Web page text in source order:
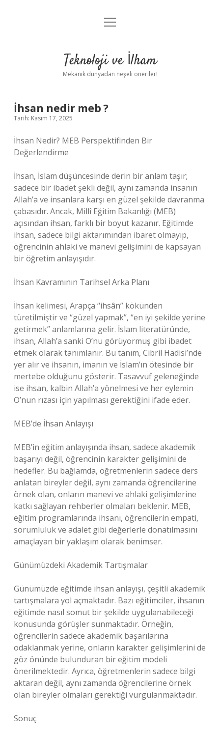
Anasayfa
Yasal Uyarı
menüyü
Teknoloji ve İlham
Mekanik dünyadan neşeli öneriler!
İhsan nedir meb ?
Tarih: Kasım 17, 2025
İhsan Nedir? MEB Perspektifinden Bir
Değerlendirme
İhsan, İslam düşüncesinde derin bir anlam taşır;
sadece bir ibadet şekli değil, aynı zamanda insanın
Allah’a ve insanlara karşı en güzel şekilde davranma
çabasıdır. Ancak, Millî Eğitim Bakanlığı (MEB)
açısından ihsan, farklı bir boyut kazanır. Eğitimde
ihsan, sadece bilgi aktarımından ibaret olmayıp,
öğrencinin ahlaki ve manevi gelişimini de kapsayan
bir öğretim anlayışıdır.
İhsan Kavramının Tarihsel Arka Planı
İhsan kelimesi, Arapça “ihsân” kökünden
türetilmiştir ve “güzel yapmak”, “en iyi şekilde yerine
getirmek” anlamlarına gelir. İslam literatüründe,
ihsan, Allah’a sanki O’nu görüyormuş gibi ibadet
etmek olarak tanımlanır. Bu tanım, Cibril Hadisi’nde
yer alır ve ihsanın, imanın ve İslam’ın ötesinde bir
mertebe olduğunu gösterir. Tasavvuf geleneğinde
ise ihsan, kalbin Allah’a yönelmesi ve her eylemin
O’nun rızası için yapılması gerektiğini ifade eder.
MEB’de İhsan Anlayışı
MEB’in eğitim anlayışında ihsan, sadece akademik
başarıyı değil, öğrencinin karakter gelişimini de
hedefler. Bu bağlamda, öğretmenlerin sadece ders
anlatan bireyler değil, aynı zamanda öğrencilerine
örnek olan, onların manevi ve ahlaki gelişimlerine
katkı sağlayan rehberler olmaları beklenir. MEB,
eğitim programlarında ihsanı, öğrencilerin empati,
sorumluluk ve adalet gibi değerlerle donatılmasını
amaçlayan bir yaklaşım olarak benimser.
Günümüzdeki Akademik Tartışmalar
Günümüzde eğitimde ihsan anlayışı, çeşitli akademik
tartışmalara yol açmaktadır. Bazı eğitimciler, ihsanın
eğitimde nasıl somut bir şekilde uygulanabileceği
konusunda görüşler sunmaktadır. Örneğin,
öğrencilerin sadece akademik başarılarına
odaklanmak yerine, onların karakter gelişimlerini de
göz önünde bulunduran bir eğitim modeli
önerilmektedir. Ayrıca, öğretmenlerin sadece bilgi
aktaran değil, aynı zamanda öğrencilerine örnek
olan bireyler olmaları gerektiği vurgulanmaktadır.
Sonuç